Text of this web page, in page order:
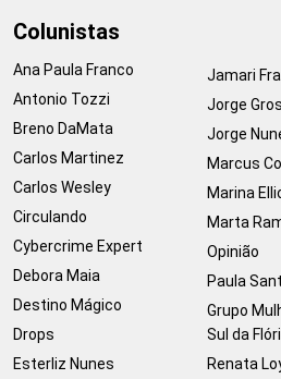
Colunistas
Ana Paula Franco
Antonio Tozzi
Breno DaMata
Carlos Martinez
Carlos Wesley
Circulando
Cybercrime Expert
Debora Maia
Destino Mágico
Drops
Esterliz Nunes
Jamari
Jorge
Jorge
Marcus
Marina
Marta
Opinião
Paula
Grupo
Sul da
Renata